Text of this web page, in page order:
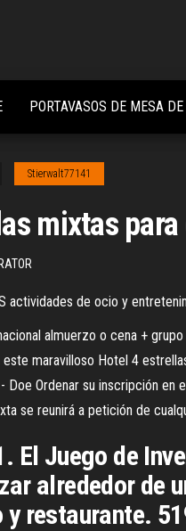
PORTAVASOS DE MESA
Stierwalt77141
mixtas
actividades de ocio y
almuerzo o cena +
maravilloso Hotel 4
Doe Ordenar su inscripción en
se reunirá a petición de
El Juego de
alrededor de
y restaurante.